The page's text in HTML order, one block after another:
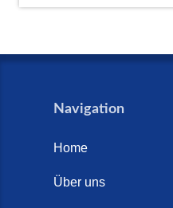
Navigation
Home
Über uns